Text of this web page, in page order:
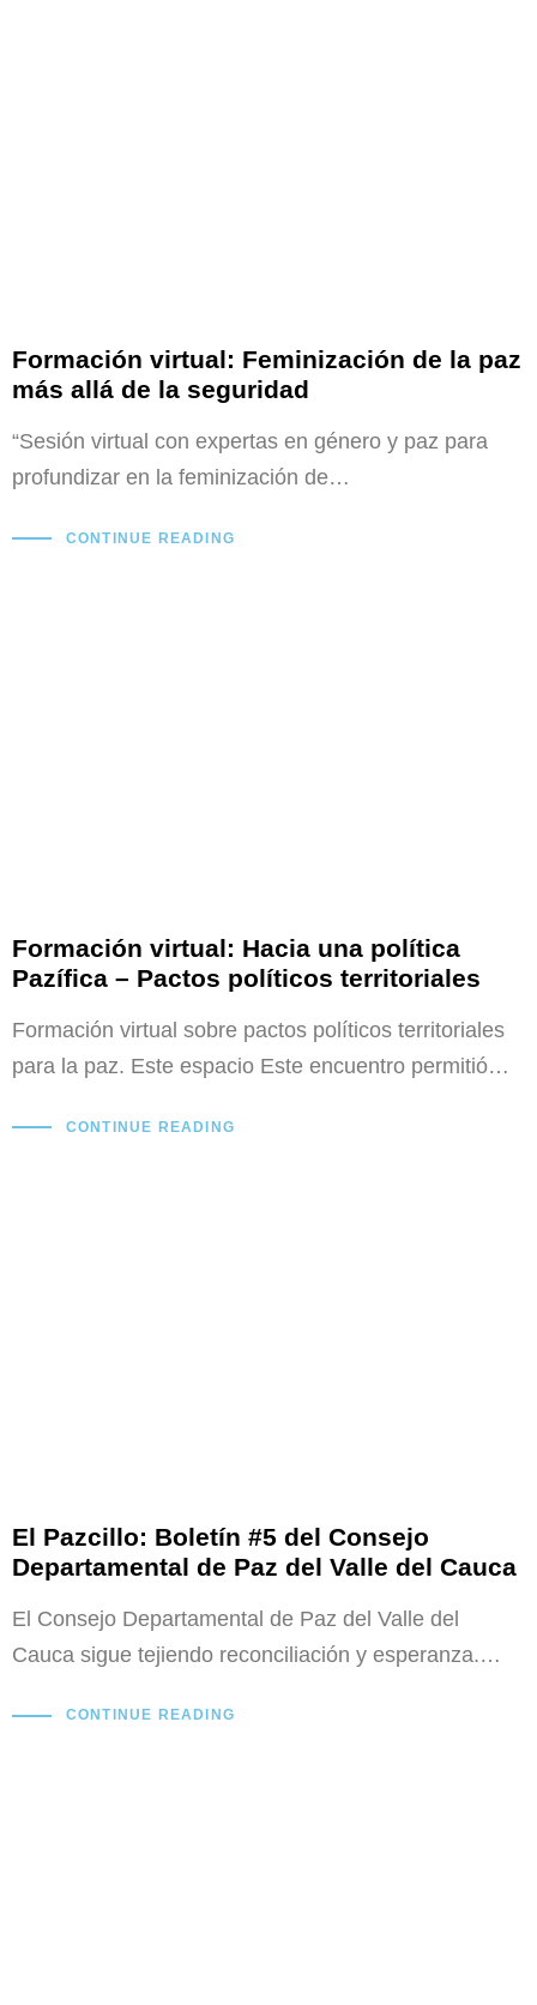
Formación virtual: Feminización de la paz
más allá de la seguridad
“Sesión virtual con expertas en género y paz para
profundizar en la feminización de…
CONTINUE READING
Formación virtual: Hacia una política
Pazífica – Pactos políticos territoriales
Formación virtual sobre pactos políticos territoriales
para la paz. Este espacio Este encuentro permitió…
CONTINUE READING
El Pazcillo: Boletín #5 del Consejo
Departamental de Paz del Valle del Cauca
El Consejo Departamental de Paz del Valle del
Cauca sigue tejiendo reconciliación y esperanza.…
CONTINUE READING